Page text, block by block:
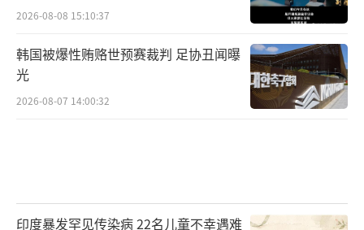
2026-08-08 15:10:37
韩国被爆性贿赂世预赛裁判 足协丑闻曝
光
2026-08-07 14:00:32
印度暴发罕见传染病 22名儿童不幸遇难